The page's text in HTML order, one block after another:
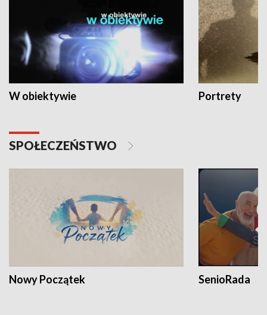
W obiektywie Portrety
SPOŁECZEŃSTWO
Nowy Początek SenioRada